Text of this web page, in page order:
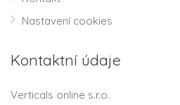
Nastavení cookies
Kontaktní údaje
Verticals online s.r.o.